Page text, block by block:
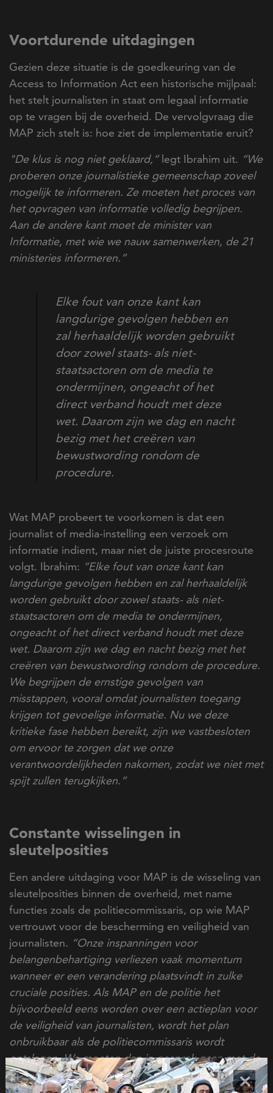
Voortdurende uitdagingen
Gezien deze situatie is de goedkeuring van de
Access to Information Act een historische mijlpaal:
het stelt journalisten in staat om legaal informatie
op te vragen bij de overheid. De vervolgvraag die
MAP zich stelt is: hoe ziet de implementatie eruit?
"De klus is nog niet geklaard,”legt Ibrahim uit. “We
proberen onze journalistieke gemeenschap zoveel
mogelijk te informeren. Ze moeten het proces van
het opvragen van informatie volledig begrijpen.
Aan de andere kant moet de minister van
Informatie, met wie we nauw samenwerken, de 21
ministeries informeren.”
Elke fout van onze kant kan
langdurige gevolgen hebben en
zal herhaaldelijk worden gebruikt
door zowel staats- als niet-
staatsactoren om de media te
ondermijnen, ongeacht of het
direct verband houdt met deze
wet. Daarom zijn we dag en nacht
bezig met het creëren van
bewustwording rondom de
procedure.
Wat MAP probeert te voorkomen is dat een
journalist of media-instelling een verzoek om
informatie indient, maar niet de juiste procesroute
volgt. Ibrahim: “Elke fout van onze kant kan
langdurige gevolgen hebben en zal herhaaldelijk
worden gebruikt door zowel staats- als niet-
staatsactoren om de media te ondermijnen,
ongeacht of het direct verband houdt met deze
wet. Daarom zijn we dag en nacht bezig met het
creëren van bewustwording rondom de procedure.
We begrijpen de ernstige gevolgen van
misstappen, vooral omdat journalisten toegang
krijgen tot gevoelige informatie. Nu we deze
kritieke fase hebben bereikt, zijn we vastbesloten
om ervoor te zorgen dat we onze
verantwoordelijkheden nakomen, zodat we niet met
spijt zullen terugkijken.”
Constante wisselingen in
sleutelposities
Een andere uitdaging voor MAP is de wisseling van
sleutelposities binnen de overheid, met name
functies zoals de politiecommissaris, op wie MAP
vertrouwt voor de bescherming en veiligheid van
journalisten. “Onze inspanningen voor
belangenbehartiging verliezen vaak momentum
wanneer er een verandering plaatsvindt in zulke
cruciale posities. Als MAP en de politie het
bijvoorbeeld eens worden over een actieplan voor
de veiligheid van journalisten, wordt het plan
onbruikbaar als de politiecommissaris wordt
ontslagen. We moeten dan in gesprek gaan met de
nieuwe commissaris en vaak weer van voren af aan
×